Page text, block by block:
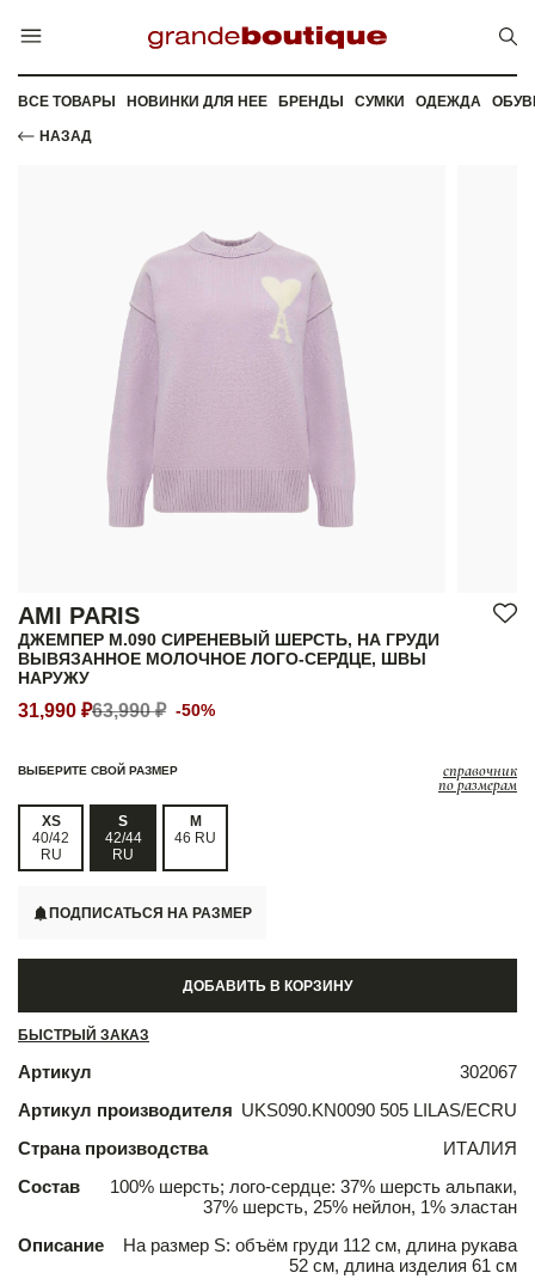
ВСЕ ТОВАРЫ НОВИНКИ ДЛЯ НЕЕ БРЕНДЫ СУМКИ ОДЕЖДА
НАЗАД
AMI PARIS
ДЖЕМПЕР M.090 СИРЕНЕВЫЙ ШЕРСТЬ, НА ГРУДИ
ВЫВЯЗАННОЕ МОЛОЧНОЕ ЛОГО-СЕРДЦЕ, ШВЫ
НАРУЖУ
31,990 ₽63,990 ₽ -50%
ВЫБЕРИТЕ СВОЙ РАЗМЕР справочник
по размерам
XS
40/42
RU
S
42/44
RU
M
46 RU
ПОДПИСАТЬСЯ НА РАЗМЕР
ДОБАВИТЬ В КОРЗИНУ
БЫСТРЫЙ ЗАКАЗ
Артикул
302067
Артикул производителя UKS090.KN0090 505 LILAS/ECRU
Страна производства
ИТАЛИЯ
Состав
100% шерсть; лого-сердце: 37% шерсть альпаки,
37% шерсть, 25% нейлон, 1% эластан
Описание
На размер S: объём груди 112 см, длина рукава
52 см, длина изделия 61 см